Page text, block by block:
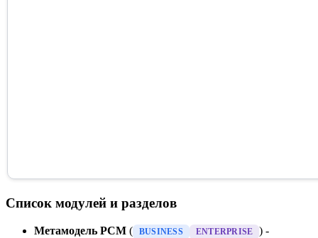
Список модулей и разделов
Метамодель РСМ ( BUSINESS ENTERPRISE
) -